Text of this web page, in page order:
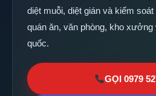
diệt muỗi, diệt gián và kiểm
quán ăn, văn phòng, kho
quốc.
GỌI 0979